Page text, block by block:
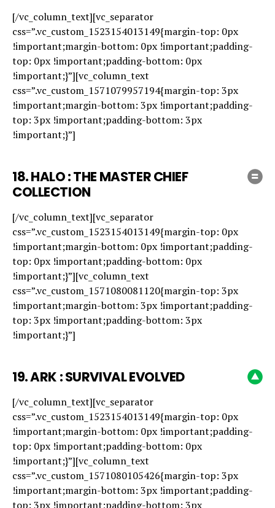
[/vc_column_text][vc_separator
css=”.vc_custom_1523154013149{margin-top: 0px
!important;margin-bottom: 0px !important;padding-
top: 0px !important;padding-bottom: 0px
!important;}”][vc_column_text
css=”.vc_custom_1571079957194{margin-top: 3px
!important;margin-bottom: 3px !important;padding-
top: 3px !important;padding-bottom: 3px
!important;}”]
18.HALO : THE MASTER CHIEF
COLLECTION
[/vc_column_text][vc_separator
css=”.vc_custom_1523154013149{margin-top: 0px
!important;margin-bottom: 0px !important;padding-
top: 0px !important;padding-bottom: 0px
!important;}”][vc_column_text
css=”.vc_custom_1571080081120{margin-top: 3px
!important;margin-bottom: 3px !important;padding-
top: 3px !important;padding-bottom: 3px
!important;}”]
19.ARK : SURVIVAL EVOLVED
[/vc_column_text][vc_separator
css=”.vc_custom_1523154013149{margin-top: 0px
!important;margin-bottom: 0px !important;padding-
top: 0px !important;padding-bottom: 0px
!important;}”][vc_column_text
css=”.vc_custom_1571080105426{margin-top: 3px
!important;margin-bottom: 3px !important;padding-
top: 3px !important;padding-bottom: 3px
Flipboard
Reddit
Pinterest
Whatsapp